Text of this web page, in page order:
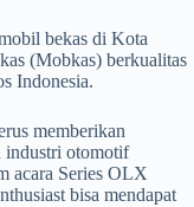
bekas di Kota
(Mobkas) berkualitas
Indonesia.
memberikan
industri otomotif
acara Series OLX
bisa mendapat